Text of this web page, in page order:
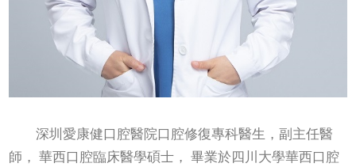
深圳愛康健口腔醫院口腔修復專科醫生，副主任醫
師， 華西口腔臨床醫學碩士， 畢業於四川大學華西口腔